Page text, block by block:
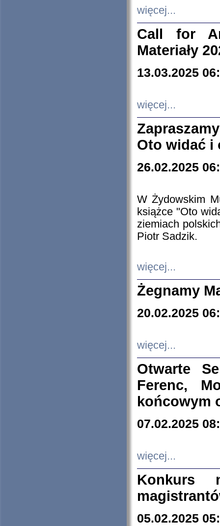
więcej...
Call for
Materiały
13.03.2025
więcej...
Oto widać i
26.02.2025
W Żydowskim
książce "Oto
ziemiach
Piotr Sadzik.
więcej...
Żegnamy
20.02.2025
więcej...
Otwarte
Ferenc,
końcowym
07.02.2025
więcej...
Konkurs
05.02.2025